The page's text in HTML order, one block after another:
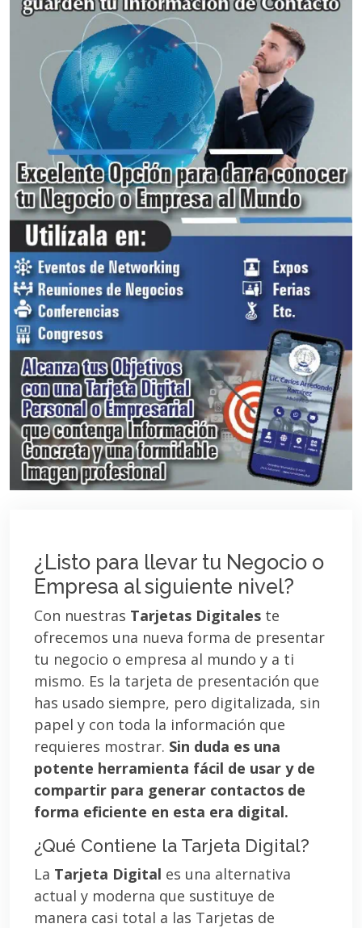
¿Listo para llevar tu Negocio o
Empresa al siguiente nivel?
Con nuestras Tarjetas Digitales te
ofrecemos una nueva forma de presentar
tu negocio o empresa al mundo y a ti
mismo. Es la tarjeta de presentación que
has usado siempre, pero digitalizada, sin
papel y con toda la información que
requieres mostrar. Sin duda es una
potente herramienta fácil de usar y de
compartir para generar contactos de
forma eficiente en esta era digital.
¿Qué Contiene la Tarjeta Digital?
La Tarjeta Digital es una alternativa
actual y moderna que sustituye de
manera casi total a las Tarjetas de